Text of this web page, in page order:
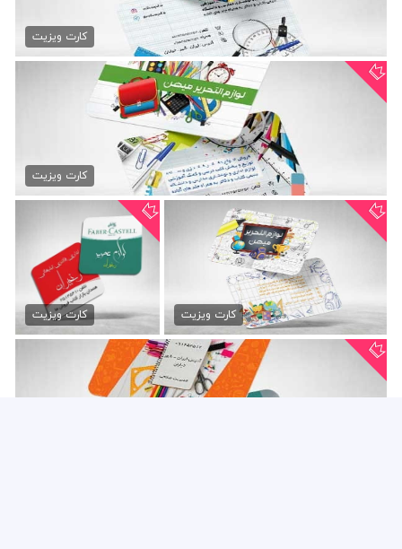
کارت ویزیت لوازم التحریر psd
79,000 تومان
کارت ویزیت
کارت ویزیت لوازم التحریر...
79,000 تومان
کارت ویزیت
کارت ویزیت لوازم التحریر
79,000 تومان
کارت ویزیت
طرح کارت ویزیت لوازم...
79,000 تومانکارت ویزیت